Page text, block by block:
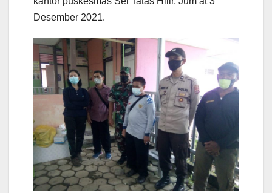
Desember 2021.